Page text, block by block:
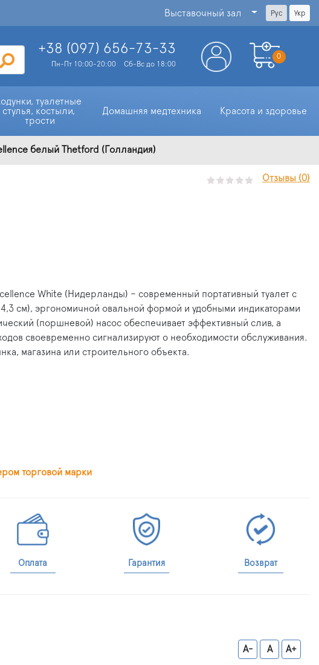
Выставочный зал Рус Укр
+38 (097) 656-73-33
Пн-Пт 10:00-20:00 Сб-Вс до 18:00
0
туалетные
стулья, костыли,
трости
Домашняя медтехника Красота и здоровье
белый Thetford (Голландия)
Отзывы (0)
White (Нидерланды) – современный портативный туалет с
см), эргономичной овальной формой и удобными индикаторами
(поршневой) насос обеспечивает эффективный слив, а
своевременно сигнализируют о необходимости обслуживания.
магазина или строительного объекта.
торговой марки
Оплата Гарантия Возврат
A- A A+